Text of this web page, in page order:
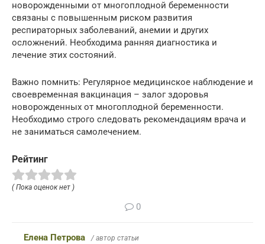
новорожденными от многоплодной беременности
связаны с повышенным риском развития
респираторных заболеваний, анемии и других
осложнений. Необходима ранняя диагностика и
лечение этих состояний.
Важно помнить: Регулярное медицинское наблюдение и
своевременная вакцинация – залог здоровья
новорожденных от многоплодной беременности.
Необходимо строго следовать рекомендациям врача и
не заниматься самолечением.
Рейтинг
( Пока оценок нет )
0
Елена Петрова / автор статьи